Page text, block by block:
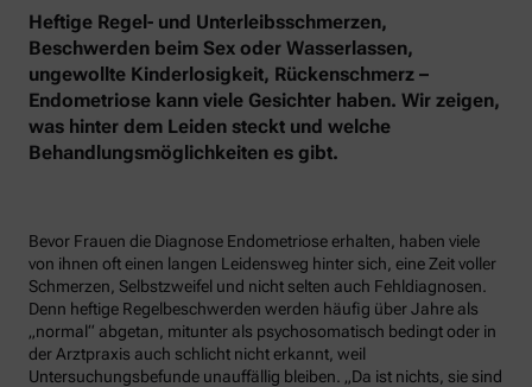
Heftige Regel- und Unterleibsschmerzen,
Beschwerden beim Sex oder Wasserlassen,
ungewollte Kinderlosigkeit, Rückenschmerz –
Endometriose kann viele Gesichter haben. Wir zeigen,
was hinter dem Leiden steckt und welche
Behandlungsmöglichkeiten es gibt.
Bevor Frauen die Diagnose Endometriose erhalten, haben viele
von ihnen oft einen langen Leidensweg hinter sich, eine Zeit voller
Schmerzen, Selbstzweifel und nicht selten auch Fehldiagnosen.
Denn heftige Regelbeschwerden werden häufig über Jahre als
„normal“ abgetan, mitunter als psychosomatisch bedingt oder in
der Arztpraxis auch schlicht nicht erkannt, weil
Untersuchungsbefunde unauffällig bleiben. „Da ist nichts, sie sind